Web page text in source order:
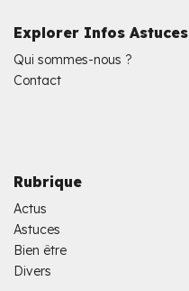
Explorer Infos Astuces
Qui sommes-nous ?
Contact
Rubrique
Actus
Astuces
Bien être
Divers